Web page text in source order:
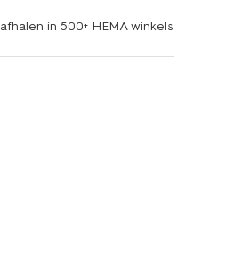
afhalen in 500+ HEMA winkels